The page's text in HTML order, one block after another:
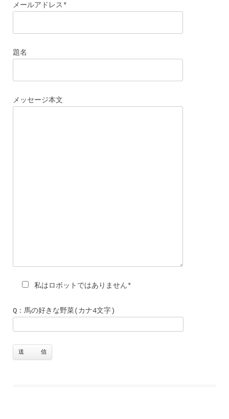
メールアドレス*
題名
メッセージ本文
私はロボットではありません*
Q：馬の好きな野菜(カナ4文字)